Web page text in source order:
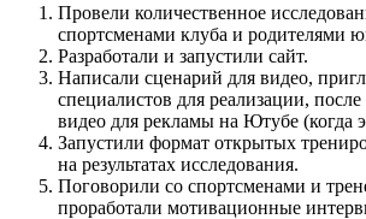
Провели количественное
спортсменами клуба и родителями
Разработали и запустили сайт.
Написали сценарий для видео,
специалистов для реализации, после
видео для рекламы на Ютубе (когда
Запустили формат открытых
на результатах исследования.
Поговорили со спортсменами и
проработали мотивационные